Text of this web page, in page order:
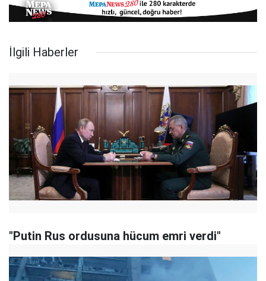
İlgili Haberler
"Putin Rus ordusuna hücum emri verdi"